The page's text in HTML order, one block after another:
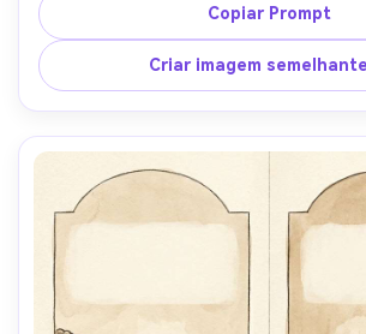
personagem caprichoso, linhas de
personagem consistente através das
mínimo para manter o foco, lente de
de campo rasa-AR 4:5
Copiar Prompt
Criar imagem